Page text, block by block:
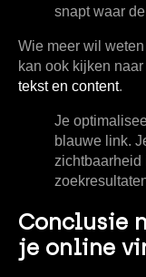
snapt waar
Wie meer wil
kan ook kijken naar
tekst en content.
Je
blauwe link.
Conclusie
je online